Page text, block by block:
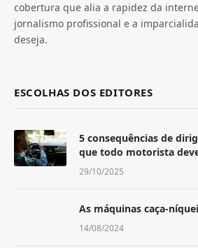
cobertura que alia a rapidez da
jornalismo profissional e a
deseja.
ESCOLHAS DOS EDITORES
5 consequências de
que todo motorista
29/10/2025
As máquinas caça-
14/08/2024